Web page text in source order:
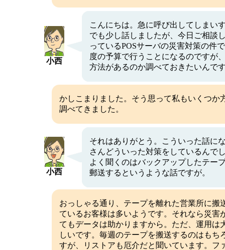
小西
こんにちは。急に呼び出してしまい
でも少し話しましたが、今日ご相談
っているPOSサーバの災害対策の件
度の予算で行うことになるのですが
方法があるのか調べておきたいんで
かしこまりました。そう思って私もいくつか
調べてきました。
小西
それはありがとう。こういった話に
さんどういった対策をしているんで
よく聞くのはバックアップしたテー
郵送するというような話ですが。
おっしゃる通り、テープを離れた営業所に搬
ているお客様は多いようです。それなら災害
てもデータは助かりますから。ただ、運用は
しいです。毎週のテープを搬送するのはもち
すが、リストアも厄介だと聞いています。フ